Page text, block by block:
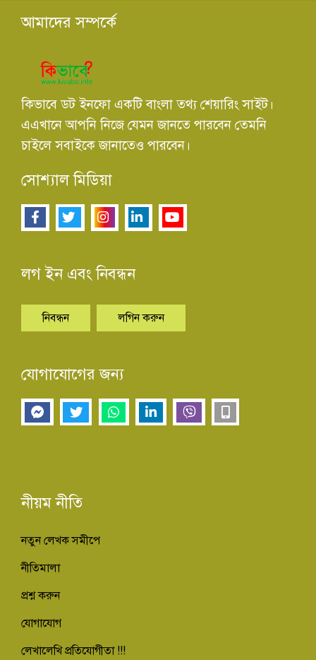
আমাদের সম্পর্কে
কিভাবে ডট ইনফো একটি বাংলা তথ্য শেয়ারিং সাইট।
এএখানে আপনি নিজে যেমন জানতে পারবেন তেমনি
চাইলে সবাইকে জানাতেও পারবেন।
সোশ্যাল মিডিয়া
লগ ইন এবং নিবন্ধন
নিবন্ধন লগিন করুন
যোগাযোগের জন্য
নীয়ম নীতি
নতুন লেখক সমীপে
নীতিমালা
প্রশ্ন করুন
যোগাযোগ
লেখালেখি প্রতিযোগীতা !!!